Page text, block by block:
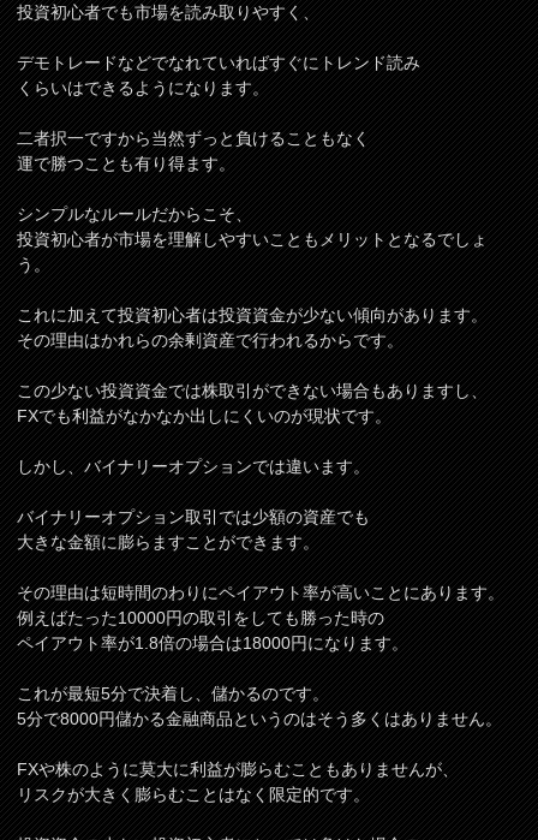
投資初心者でも市場を読み取りやすく、
デモトレードなどでなれていればすぐにトレンド読み
くらいはできるようになります。
二者択一ですから当然ずっと負けることもなく
運で勝つことも有り得ます。
シンプルなルールだからこそ、
投資初心者が市場を理解しやすいこともメリットとなるでしょ
う。
これに加えて投資初心者は投資資金が少ない傾向があります。
その理由はかれらの余剰資産で行われるからです。
この少ない投資資金では株取引ができない場合もありますし、
FXでも利益がなかなか出しにくいのが現状です。
しかし、バイナリーオプションでは違います。
バイナリーオプション取引では少額の資産でも
大きな金額に膨らますことができます。
その理由は短時間のわりにペイアウト率が高いことにあります。
例えばたった10000円の取引をしても勝った時の
ペイアウト率が1.8倍の場合は18000円になります。
これが最短5分で決着し、儲かるのです。
5分で8000円儲かる金融商品というのはそう多くはありません。
FXや株のように莫大に利益が膨らむこともありませんが、
リスクが大きく膨らむことはなく限定的です。